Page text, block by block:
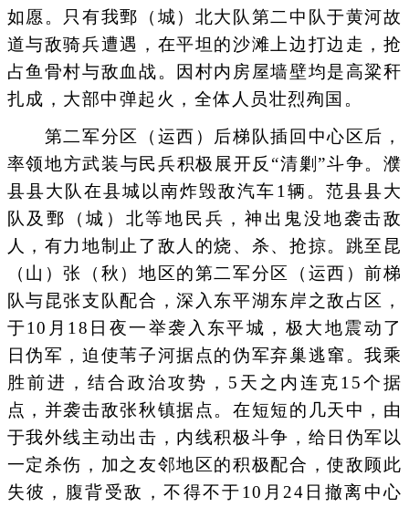
如愿。只有我鄄（城）北大队第二中队于黄河故
道与敌骑兵遭遇，在平坦的沙滩上边打边走，抢
占鱼骨村与敌血战。因村内房屋墙壁均是高粱秆
扎成，大部中弹起火，全体人员壮烈殉国。
第二军分区（运西）后梯队插回中心区后，
率领地方武装与民兵积极展开反“清剿”斗争。濮
县县大队在县城以南炸毁敌汽车1辆。范县县大
队及鄄（城）北等地民兵，神出鬼没地袭击敌
人，有力地制止了敌人的烧、杀、抢掠。跳至昆
（山）张（秋）地区的第二军分区（运西）前梯
队与昆张支队配合，深入东平湖东岸之敌占区，
于10月18日夜一举袭入东平城，极大地震动了
日伪军，迫使苇子河据点的伪军弃巢逃窜。我乘
胜前进，结合政治攻势，5天之内连克15个据
点，并袭击敌张秋镇据点。在短短的几天中，由
于我外线主动出击，内线积极斗争，给日伪军以
一定杀伤，加之友邻地区的积极配合，使敌顾此
失彼，腹背受敌，不得不于10月24日撤离中心